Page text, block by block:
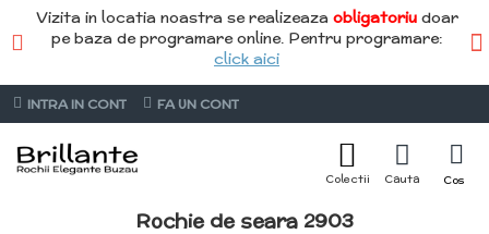
Vizita in locatia noastra se realizeaza obligatoriu doar
pe baza de programare online. Pentru programare:
click aici
INTRA IN CONT FA UN CONT
Rochie de seara 2903